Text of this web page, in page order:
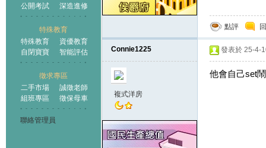
公開考試
深造進修
特殊教育
特殊教育
資優教育
自閉寶寶
智能評估
徵求專區
二手市場
誠徵老師
組班專區
徵保母車
聯絡管理員
點評
Connie1225
複式洋房
發表於 25-4-
他會自己set